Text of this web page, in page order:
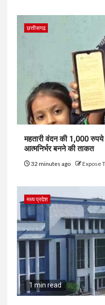
छत्तीसगढ
महतारी वंदन की 1,000 रुपये
आत्मनिर्भर बनने की ताकत
32 minutes ago Expose
मध्य प्रदेश
1 min read